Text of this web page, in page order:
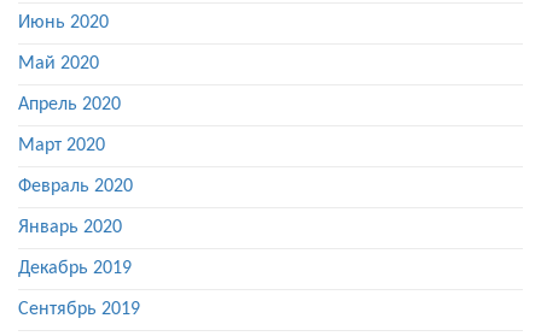
Июнь 2020
Май 2020
Апрель 2020
Март 2020
Февраль 2020
Январь 2020
Декабрь 2019
Сентябрь 2019